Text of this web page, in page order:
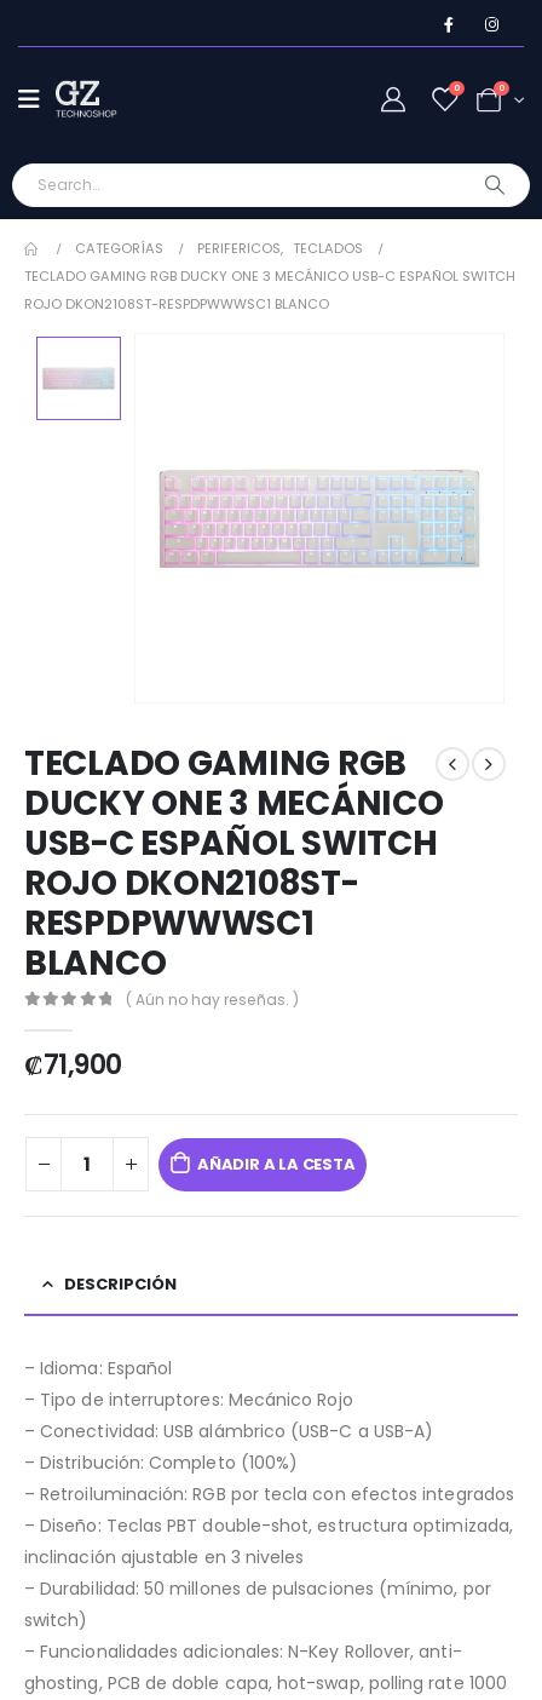
0 0
CATEGORÍAS PERIFERICOS, TECLADOS
TECLADO GAMING RGB DUCKY ONE 3 MECÁNICO USB-C ESPAÑOL SWITCH
ROJO DKON2108ST-RESPDPWWWSC1 BLANCO
TECLADO GAMING RGB
DUCKY ONE 3 MECÁNICO
USB-C ESPAÑOL SWITCH
ROJO DKON2108ST-
RESPDPWWWSC1
BLANCO
( Aún no hay reseñas. )
₡71,900
AÑADIR A LA CESTA
DESCRIPCIÓN
– Idioma: Español
– Tipo de interruptores: Mecánico Rojo
– Conectividad: USB alámbrico (USB-C a USB-A)
– Distribución: Completo (100%)
– Retroiluminación: RGB por tecla con efectos integrados
– Diseño: Teclas PBT double-shot, estructura optimizada,
inclinación ajustable en 3 niveles
– Durabilidad: 50 millones de pulsaciones (mínimo, por
switch)
– Funcionalidades adicionales: N-Key Rollover, anti-
ghosting, PCB de doble capa, hot-swap, polling rate 1000